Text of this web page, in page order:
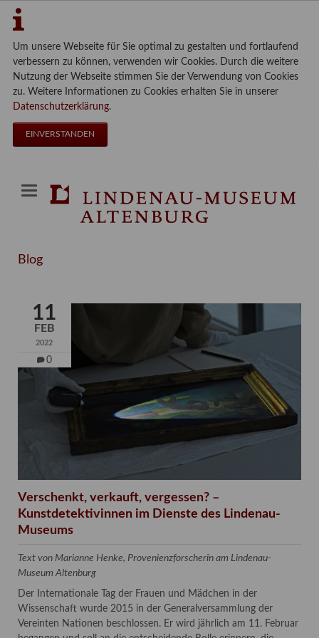
Um unsere Webseite für Sie optimal zu gestalten und fortlaufend
verbessern zu können, verwenden wir Cookies. Durch die weitere
Nutzung der Webseite stimmen Sie der Verwendung von Cookies
zu. Weitere Informationen zu Cookies erhalten Sie in unserer
Datenschutzerklärung.
EINVERSTANDEN
Blog
11
FEB
2022
0
Verschenkt, verkauft, vergessen? –
Kunstdetektivinnen im Dienste des Lindenau-
Museums
Text von Marianne Henke, Provenienzforscherin am Lindenau-
Museum Altenburg
Der Internationale Tag der Frauen und Mädchen in der
Wissenschaft wurde 2015 in der Generalversammlung der
Vereinten Nationen beschlossen. Er wird jährlich am 11. Februar